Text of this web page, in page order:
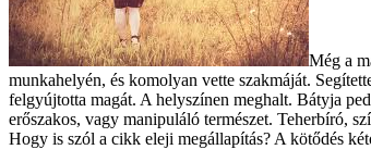
Még a
munkahelyén, és komolyan vette szakmáját.
felgyújtotta magát. A helyszínen meghalt. Bátyja
erőszakos, vagy manipuláló természet. Teherbíró,
Hogy is szól a cikk eleji megállapítás? A kötődés